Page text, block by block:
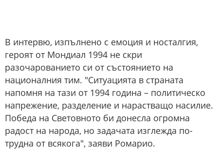
В интервю, изпълнено с емоция и носталгия,
героят от Мондиал 1994 не скри
разочарованието си от състоянието на
националния тим. "Ситуацията в страната
напомня на тази от 1994 година – политическо
напрежение, разделение и нарастващо насилие.
Победа на Световното би донесла огромна
радост на народа, но задачата изглежда по-
трудна от всякога", заяви Ромарио.